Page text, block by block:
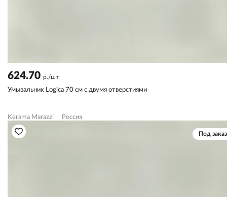
624.70 р./шт
Умывальник Logica 70 см с двумя отверстиями
Kerama Marazzi Россия
Под заказ